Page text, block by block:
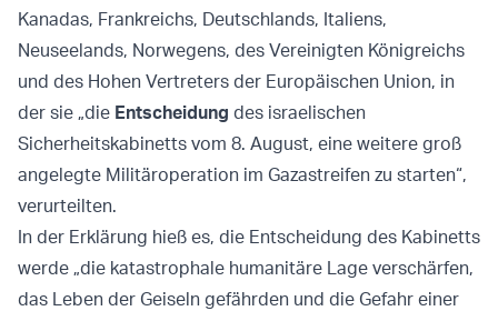
Kanadas, Frankreichs, Deutschlands, Italiens,
Neuseelands, Norwegens, des Vereinigten Königreichs
und des Hohen Vertreters der Europäischen Union, in
der sie „die Entscheidung des israelischen
Sicherheitskabinetts vom 8. August, eine weitere groß
angelegte Militäroperation im Gazastreifen zu starten“,
verurteilten.
In der Erklärung hieß es, die Entscheidung des Kabinetts
werde „die katastrophale humanitäre Lage verschärfen,
das Leben der Geiseln gefährden und die Gefahr einer